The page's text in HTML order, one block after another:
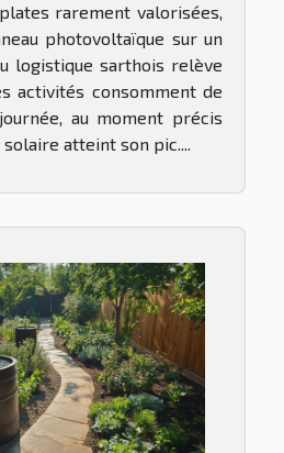
rarement valorisées,
photovoltaïque sur un
logistique sarthois relève
activités consomment de
au moment précis
atteint son pic....